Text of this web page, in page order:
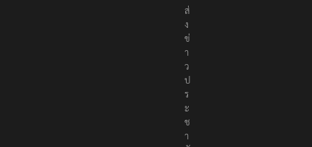
ส่
ง
ข่
า
ว
ป
ร
ะ
ช
า